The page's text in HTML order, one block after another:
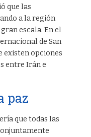
que las
a la región
escala. En el
de San
existen opciones
entre Irán e
paz
que todas las